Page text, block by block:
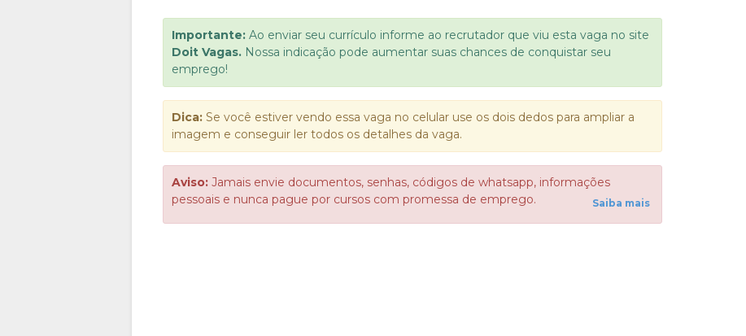
Importante: Ao enviar seu currículo informe ao recrutador que viu esta vaga no site
Doit Vagas. Nossa indicação pode aumentar suas chances de conquistar seu
emprego!
Dica: Se você estiver vendo essa vaga no celular use os dois dedos para ampliar a
imagem e conseguir ler todos os detalhes da vaga.
Aviso: Jamais envie documentos, senhas, códigos de whatsapp, informações
pessoais e nunca pague por cursos com promessa de emprego.
Saiba mais